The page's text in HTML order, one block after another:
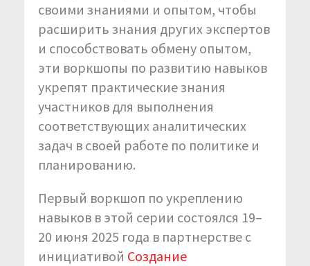
своими знаниями и опытом, чтобы
расширить знания других экспертов
и способствовать обмену опытом,
эти воркшопы по развитию навыков
укрепят практические знания
участников для выполнения
соответствующих аналитических
задач в своей работе по политике и
планированию.
Первый воркшоп по укреплению
навыков в этой серии состоялся 19–
20 июня 2025 года в партнерстве с
инициативой Создание